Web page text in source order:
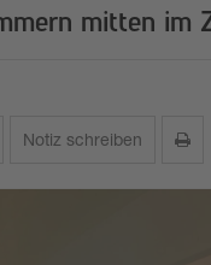
mitten im
Notiz schreiben